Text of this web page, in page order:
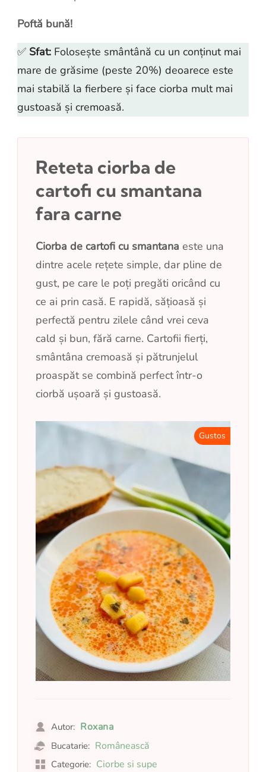
Poftă bună!
✅ Sfat: Folosește smântână cu un conținut mai
mare de grăsime (peste 20%) deoarece este
mai stabilă la fierbere și face ciorba mult mai
gustoasă și cremoasă.
Reteta ciorba de
cartofi cu smantana
fara carne
Ciorba de cartofi cu smantana este una
dintre acele rețete simple, dar pline de
gust, pe care le poți pregăti oricând cu
ce ai prin casă. E rapidă, sățioasă și
perfectă pentru zilele când vrei ceva
cald și bun, fără carne. Cartofii fierți,
smântâna cremoasă și pătrunjelul
proaspăt se combină perfect într-o
ciorbă ușoară și gustoasă.
Gustos
Autor: Roxana
Bucatarie: Românească
Categorie: Ciorbe si supe